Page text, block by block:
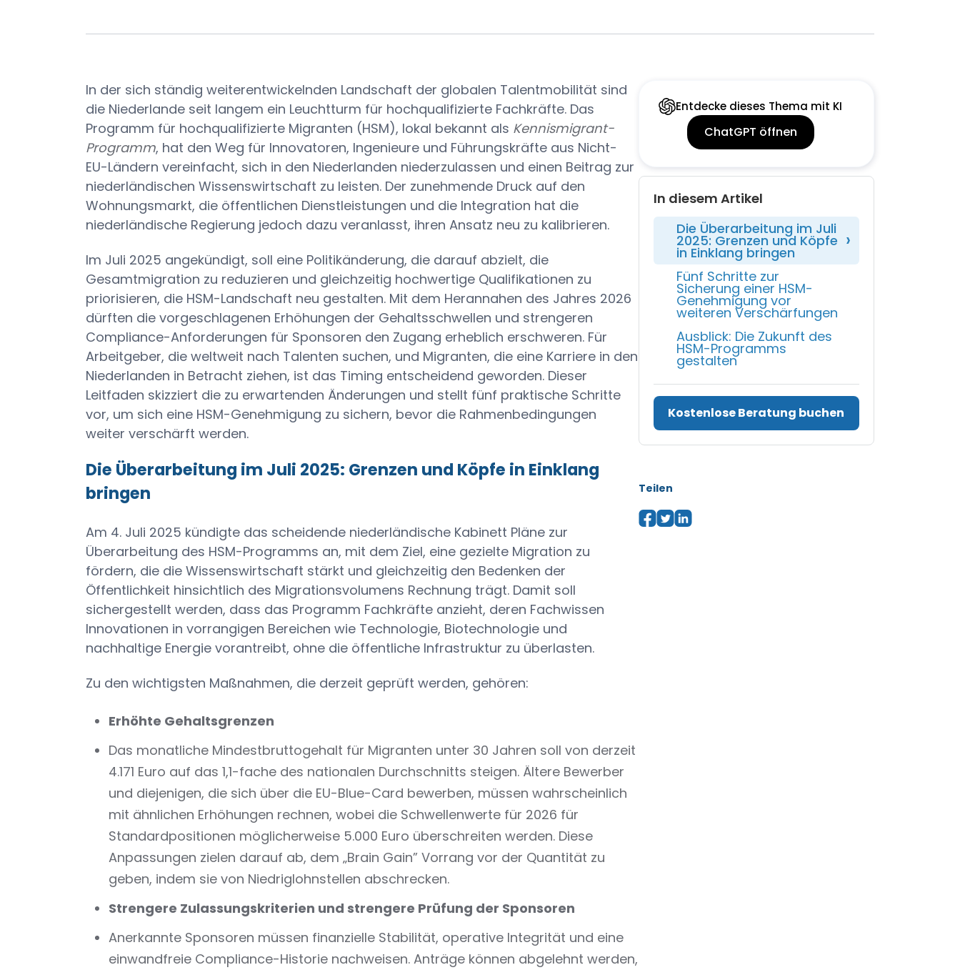
In der sich ständig weiterentwickelnden Landschaft der globalen Talentmobilität sind
die Niederlande seit langem ein Leuchtturm für hochqualifizierte Fachkräfte. Das
Programm für hochqualifizierte Migranten (HSM), lokal bekannt als Kennismigrant-
Programm, hat den Weg für Innovatoren, Ingenieure und Führungskräfte aus Nicht-
EU-Ländern vereinfacht, sich in den Niederlanden niederzulassen und einen Beitrag zur
niederländischen Wissenswirtschaft zu leisten. Der zunehmende Druck auf den
Wohnungsmarkt, die öffentlichen Dienstleistungen und die Integration hat die
niederländische Regierung jedoch dazu veranlasst, ihren Ansatz neu zu kalibrieren.
Im Juli 2025 angekündigt, soll eine Politikänderung, die darauf abzielt, die
Gesamtmigration zu reduzieren und gleichzeitig hochwertige Qualifikationen zu
priorisieren, die HSM-Landschaft neu gestalten. Mit dem Herannahen des Jahres 2026
dürften die vorgeschlagenen Erhöhungen der Gehaltsschwellen und strengeren
Compliance-Anforderungen für Sponsoren den Zugang erheblich erschweren. Für
Arbeitgeber, die weltweit nach Talenten suchen, und Migranten, die eine Karriere in den
Niederlanden in Betracht ziehen, ist das Timing entscheidend geworden. Dieser
Leitfaden skizziert die zu erwartenden Änderungen und stellt fünf praktische Schritte
vor, um sich eine HSM-Genehmigung zu sichern, bevor die Rahmenbedingungen
weiter verschärft werden.
Die Überarbeitung im Juli 2025: Grenzen und Köpfe in Einklang
bringen
Am 4. Juli 2025 kündigte das scheidende niederländische Kabinett Pläne zur
Überarbeitung des HSM-Programms an, mit dem Ziel, eine gezielte Migration zu
fördern, die die Wissenswirtschaft stärkt und gleichzeitig den Bedenken der
Öffentlichkeit hinsichtlich des Migrationsvolumens Rechnung trägt. Damit soll
sichergestellt werden, dass das Programm Fachkräfte anzieht, deren Fachwissen
Innovationen in vorrangigen Bereichen wie Technologie, Biotechnologie und
nachhaltige Energie vorantreibt, ohne die öffentliche Infrastruktur zu überlasten.
Zu den wichtigsten Maßnahmen, die derzeit geprüft werden, gehören:
Erhöhte Gehaltsgrenzen
Das monatliche Mindestbruttogehalt für Migranten unter 30 Jahren soll von derzeit
4.171 Euro auf das 1,1-fache des nationalen Durchschnitts steigen. Ältere Bewerber
und diejenigen, die sich über die EU-Blue-Card bewerben, müssen wahrscheinlich
mit ähnlichen Erhöhungen rechnen, wobei die Schwellenwerte für 2026 für
Standardpositionen möglicherweise 5.000 Euro überschreiten werden. Diese
Anpassungen zielen darauf ab, dem „Brain Gain” Vorrang vor der Quantität zu
geben, indem sie von Niedriglohnstellen abschrecken.
Strengere Zulassungskriterien und strengere Prüfung der Sponsoren
Anerkannte Sponsoren müssen finanzielle Stabilität, operative Integrität und eine
einwandfreie Compliance-Historie nachweisen. Anträge können abgelehnt werden,
Entdecke dieses Thema mit KI
ChatGPT öffnen
In diesem Artikel
Die Überarbeitung im Juli
2025: Grenzen und Köpfe
in Einklang bringen
Fünf Schritte zur
Sicherung einer HSM-
Genehmigung vor
weiteren Verschärfungen
Ausblick: Die Zukunft des
HSM-Programms
gestalten
Kostenlose Beratung buchen
Teilen